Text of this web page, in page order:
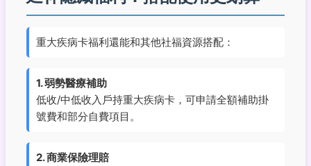
重大疾病卡福利還能和其他社福資源搭配：
1. 弱勢醫療補助
低收/中低收入戶持重大疾病卡，可申請全額補助掛
號費和部分自費項目。
2. 商業保險理賠